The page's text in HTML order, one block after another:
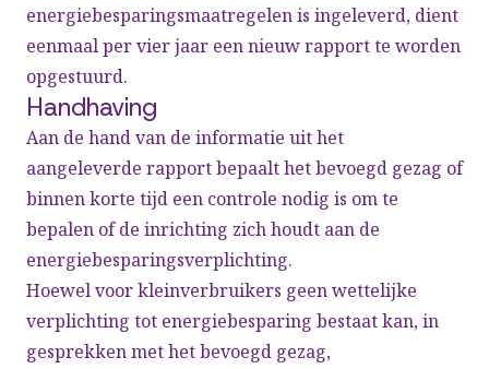
energiebesparingsmaatregelen is ingeleverd, dient
eenmaal per vier jaar een nieuw rapport te worden
opgestuurd.
Handhaving
Aan de hand van de informatie uit het
aangeleverde rapport bepaalt het bevoegd gezag of
binnen korte tijd een controle nodig is om te
bepalen of de inrichting zich houdt aan de
energiebesparingsverplichting.
Hoewel voor kleinverbruikers geen wettelijke
verplichting tot energiebesparing bestaat kan, in
gesprekken met het bevoegd gezag,